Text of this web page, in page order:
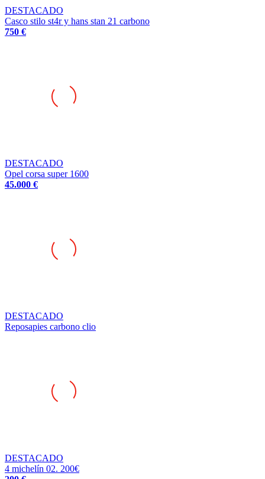
Casco stilo st4r y hans stan 21 carbono
750 €
Opel corsa super 1600
45.000 €
Reposapies carbono clio
4 michelín 02. 200€
200 €